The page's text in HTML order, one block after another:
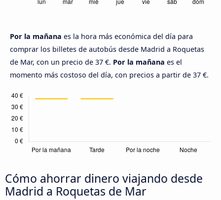
Por la mañana es la hora más económica del día para
comprar los billetes de autobús desde Madrid a Roquetas
de Mar, con un precio de 37 €. Por la mañana es el
momento más costoso del día, con precios a partir de 37 €.
Cómo ahorrar dinero viajando desde
Madrid a Roquetas de Mar